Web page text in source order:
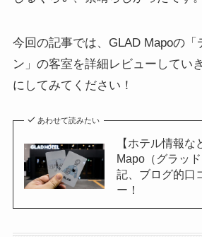
今回の記事では、GLAD Mapoの「
ン」の客室を詳細レビューしてい
にしてみてください！
あわせて読みたい
【ホテル情報な
Mapo（グラッ
記、ブログ的口
ー！